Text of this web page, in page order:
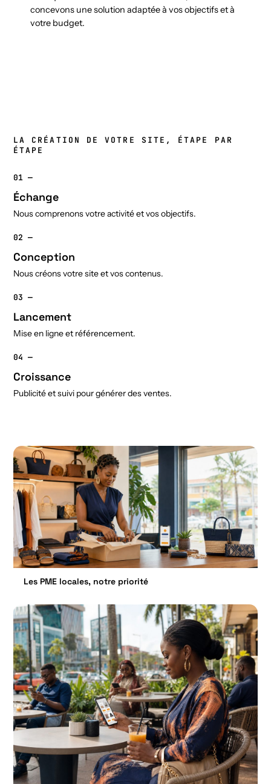
concevons une solution adaptée à vos objectifs et à
votre budget.
LA CRÉATION DE VOTRE SITE, ÉTAPE PAR
ÉTAPE
01 —
Échange
Nous comprenons votre activité et vos objectifs.
02 —
Conception
Nous créons votre site et vos contenus.
03 —
Lancement
Mise en ligne et référencement.
04 —
Croissance
Publicité et suivi pour générer des ventes.
Les PME locales, notre priorité